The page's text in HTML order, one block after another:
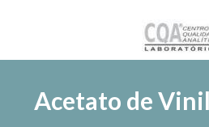
Acetato de